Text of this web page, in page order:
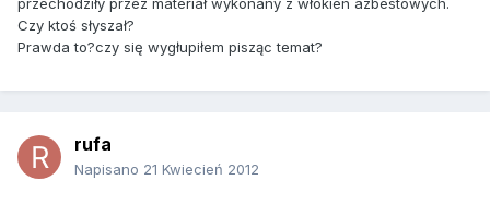
Czy ktoś słyszał?
Prawda to?czy się wygłupiłem pisząc temat?
rufa
Napisano 21 Kwiecień 2012